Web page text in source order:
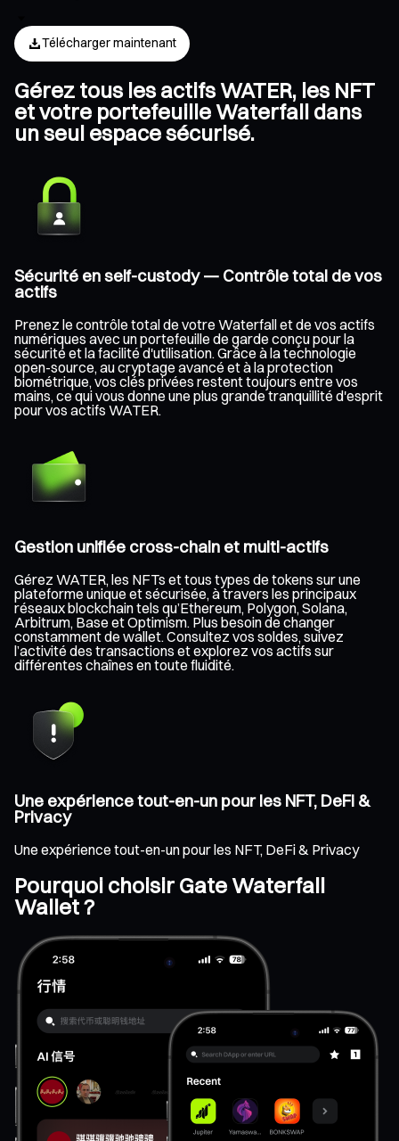
Télécharger maintenant
Gérez tous les actifs WATER, les NFT
et votre portefeuille Waterfall dans
un seul espace sécurisé.
Sécurité en self-custody — Contrôle total de vos
actifs
Prenez le contrôle total de votre Waterfall et de vos actifs
numériques avec un portefeuille de garde conçu pour la
sécurité et la facilité d'utilisation. Grâce à la technologie
open-source, au cryptage avancé et à la protection
biométrique, vos clés privées restent toujours entre vos
mains, ce qui vous donne une plus grande tranquillité d'esprit
pour vos actifs WATER.
Gestion unifiée cross-chain et multi-actifs
Gérez WATER, les NFTs et tous types de tokens sur une
plateforme unique et sécurisée, à travers les principaux
réseaux blockchain tels qu’Ethereum, Polygon, Solana,
Arbitrum, Base et Optimism. Plus besoin de changer
constamment de wallet. Consultez vos soldes, suivez
l’activité des transactions et explorez vos actifs sur
différentes chaînes en toute fluidité.
Une expérience tout-en-un pour les NFT, DeFi &
Privacy
Une expérience tout-en-un pour les NFT, DeFi & Privacy
Pourquoi choisir Gate Waterfall
Wallet ?